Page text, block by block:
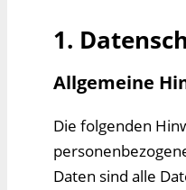
1.
Allgemeine
Die folgenden
Daten sind alle